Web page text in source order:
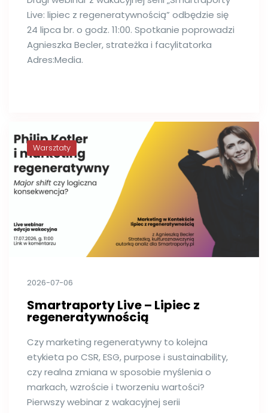
Live: lipiec z regeneratywnością” odbędzie się
24 lipca br. o godz. 11:00. Spotkanie poprowadzi
Agnieszka Becler, strateżka i facylitatorka
Adres:Media.
Warsztaty
2026-07-06
Smartraporty Live – Lipiec z
regeneratywnością
Czy marketing regeneratywny to kolejna
etykieta po CSR, ESG, purpose i sustainability,
czy realna zmiana w sposobie myślenia o
markach, wzroście i tworzeniu wartości?
Pierwszy webinar z wakacyjnej serii